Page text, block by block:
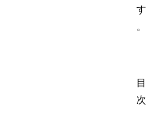
す
。
目
次